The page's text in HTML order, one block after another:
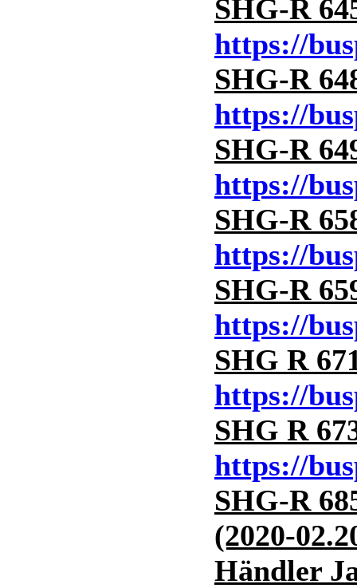
SHG-R
https://
SHG-R
https://
SHG-R
https://
SHG-R
https://
SHG-R
https://
SHG R
https://
SHG R
https://
SHG-R
(2020-
Händler